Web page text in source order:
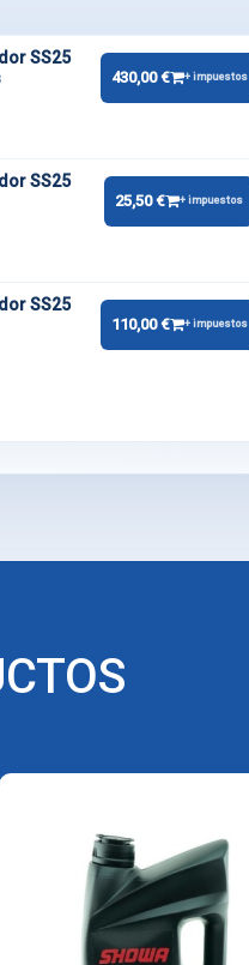
SS25
430,00 € + impuestos
SS25
25,50 € + impuestos
SS25
110,00 € + impuestos